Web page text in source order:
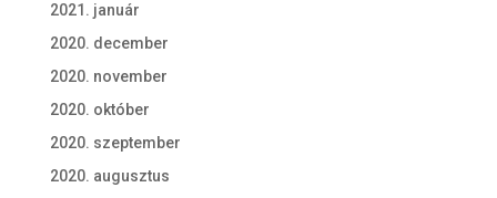
2021. január
2020. december
2020. november
2020. október
2020. szeptember
2020. augusztus